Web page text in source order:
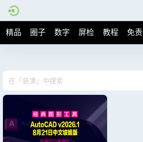
精品 圈子 数字 屏检 教程 免责